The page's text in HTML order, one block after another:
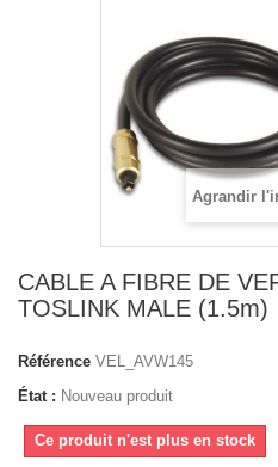
Agrandir
CABLE A FIBRE DE
TOSLINK MALE (1.5m)
Référence VEL_AVW145
État : Nouveau produit
Ce produit n'est plus en stock